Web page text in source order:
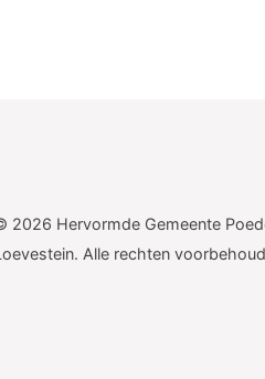
2026 Hervormde Gemeente
Alle rechten